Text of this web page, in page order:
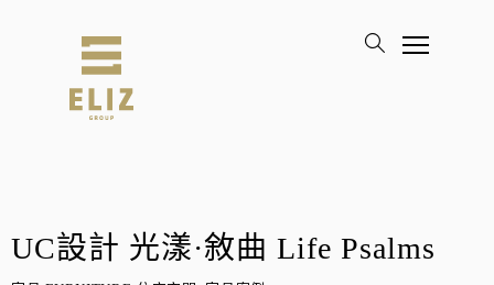
UC設計 光漾·敘曲 Life Psalms